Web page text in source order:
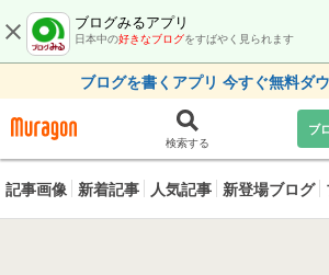
ブログみるアプリ
日本中の好きなブログをすばやく見られます
ブログを書くアプリ 今すぐ無料ダ
検索する
ブ
記事画像 新着記事 人気記事 新登場ブログ